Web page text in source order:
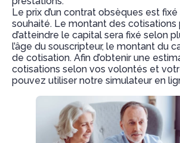
Le prix d’un contrat obsèques est
souhaité. Le montant des
d’atteindre le capital sera fixé selon
l’âge du souscripteur, le montant du
de cotisation. Afin d’obtenir une
cotisations selon vos volontés et
pouvez utiliser notre simulateur en